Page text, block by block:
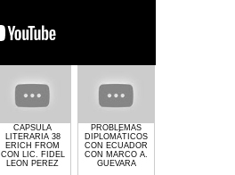
CAPSULA
LITERARIA 38
ERICH FROM
CON LIC. FIDEL
LEON PEREZ
PROBLEMAS
DIPLOMÁTICOS
CON ECUADOR
CON MARCO A.
GUEVARA